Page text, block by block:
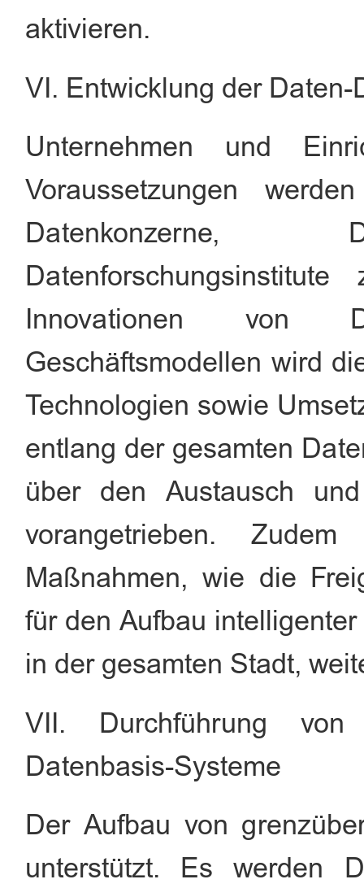
aktivieren.
VI. Entwicklung der
Unternehmen und
Voraussetzungen
Datenkonzerne,
Innovationen von
Geschäftsmodellen wird
Technologien sowie
entlang der gesamten
über den Austausch
vorangetrieben.
Maßnahmen, wie die
für den Aufbau
in der gesamten Stadt,
VII. Durchführung
Datenbasis-Systeme
Der Aufbau von
unterstützt. Es werden